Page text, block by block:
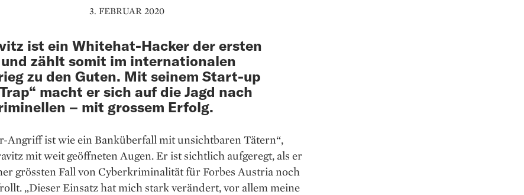
3. FEBRUAR 2020
ist ein Whitehat-Hacker der ersten
zählt somit im internationalen
zu den Guten. Mit seinem Start-up
macht er sich auf die Jagd nach
– mit grossem Erfolg.
Angriff ist wie ein Banküberfall mit unsichtbaren Tätern“,
mit weit geöffneten Augen. Er ist sichtlich aufgeregt, als er
grössten Fall von Cyberkriminalität für Forbes Aus­tria noch
„Dieser Einsatz hat mich stark verändert, vor allem meine